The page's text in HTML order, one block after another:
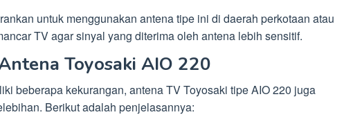
untuk menggunakan antena tipe ini di daerah perkotaan atau
TV agar sinyal yang diterima oleh antena lebih sensitif.
Toyosaki AIO 220
beberapa kekurangan, antena TV Toyosaki tipe AIO 220 juga
Berikut adalah penjelasannya: